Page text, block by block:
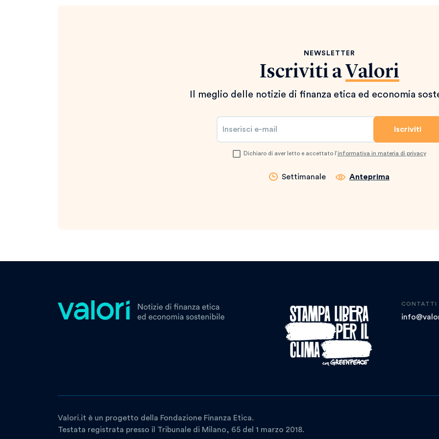
NEWSLETTER
Iscriviti a Valori
Il meglio delle notizie di finanza etica ed economia
Dichiaro di aver letto e accettato l’informativa in materia di privacy
Settimanale Anteprima
CONTATTI
Valori.it è un progetto della Fondazione Finanza Etica.
Testata registrata presso il Tribunale di Milano, 65 del 1 marzo 2018.